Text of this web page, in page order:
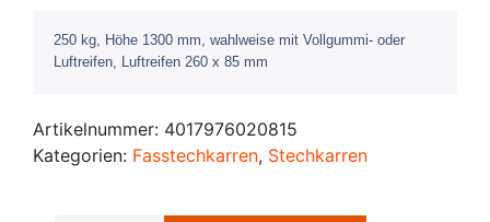
250 kg, Höhe 1300 mm, wahlweise mit Vollgummi- oder
Luftreifen, Luftreifen 260 x 85 mm
Artikelnummer: 4017976020815
Kategorien: Fasstechkarren, Stechkarren